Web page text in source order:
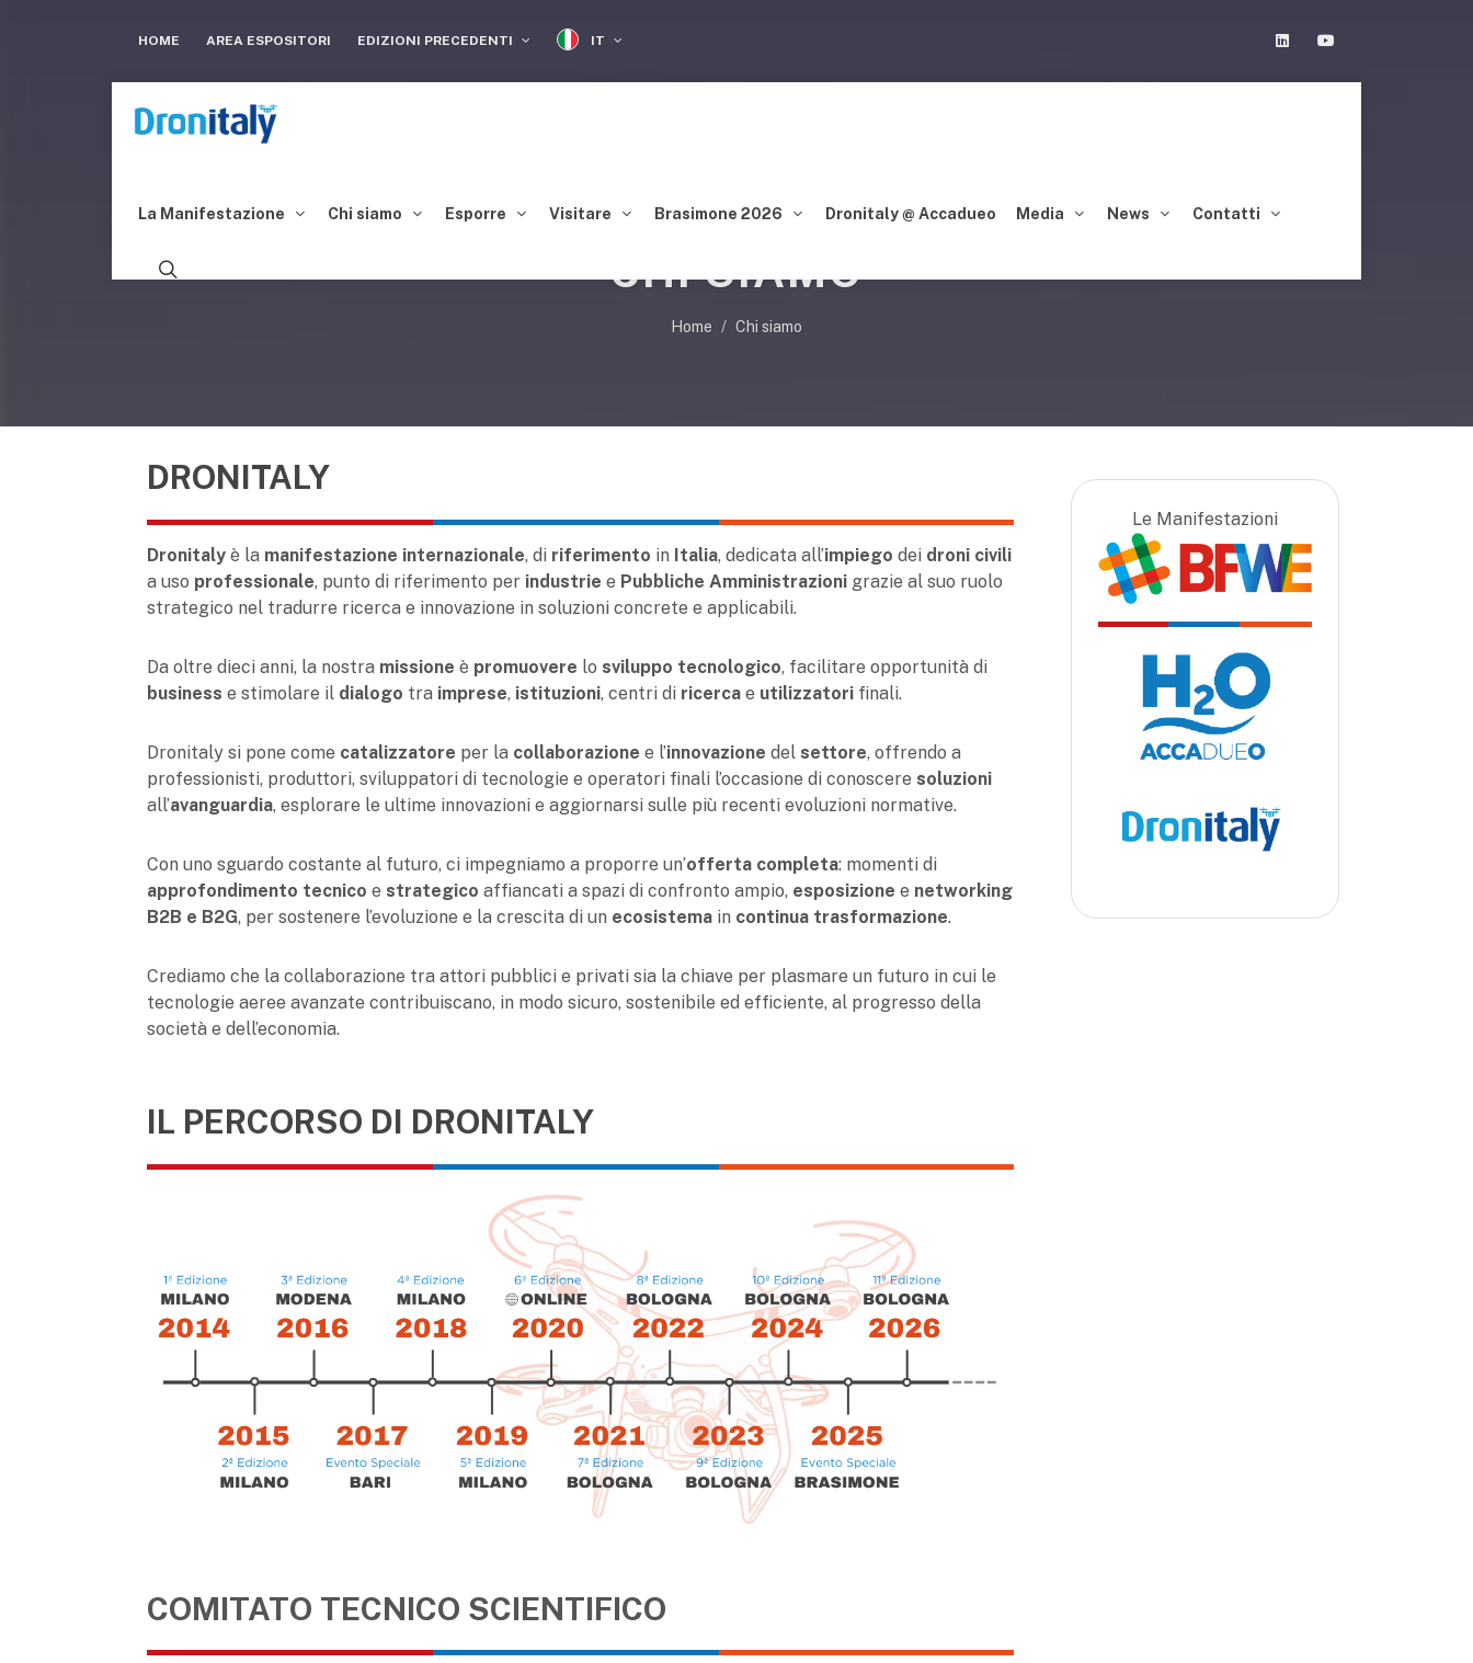
HOME AREA ESPOSITORI EDIZIONI PRECEDENTI IT Linkedin
La Manifestazione Chi siamo Esporre Visitare Brasimone 2026 Dronitaly @ Accadueo Media News Contatti
CHI SIAMO
Home Chi siamo
DRONITALY
Dronitaly è la manifestazione internazionale, di riferimento in Italia, dedicata all’impiego dei droni civili
a uso professionale, punto di riferimento per industrie e Pubbliche Amministrazioni grazie al suo ruolo
strategico nel tradurre ricerca e innovazione in soluzioni concrete e applicabili.
Da oltre dieci anni, la nostra missione è promuovere lo sviluppo tecnologico, facilitare opportunità di
business e stimolare il dialogo tra imprese, istituzioni, centri di ricerca e utilizzatori finali.
Dronitaly si pone come catalizzatore per la collaborazione e l’innovazione del settore, offrendo a
professionisti, produttori, sviluppatori di tecnologie e operatori finali l’occasione di conoscere soluzioni
all’avanguardia, esplorare le ultime innovazioni e aggiornarsi sulle più recenti evoluzioni normative.
Con uno sguardo costante al futuro, ci impegniamo a proporre un’offerta completa: momenti di
approfondimento tecnico e strategico affiancati a spazi di confronto ampio, esposizione e networking
B2B e B2G, per sostenere l’evoluzione e la crescita di un ecosistema in continua trasformazione.
Crediamo che la collaborazione tra attori pubblici e privati sia la chiave per plasmare un futuro in cui le
tecnologie aeree avanzate contribuiscano, in modo sicuro, sostenibile ed efficiente, al progresso della
società e dell’economia.
IL PERCORSO DI DRONITALY
COMITATO TECNICO SCIENTIFICO
Le Manifestazioni